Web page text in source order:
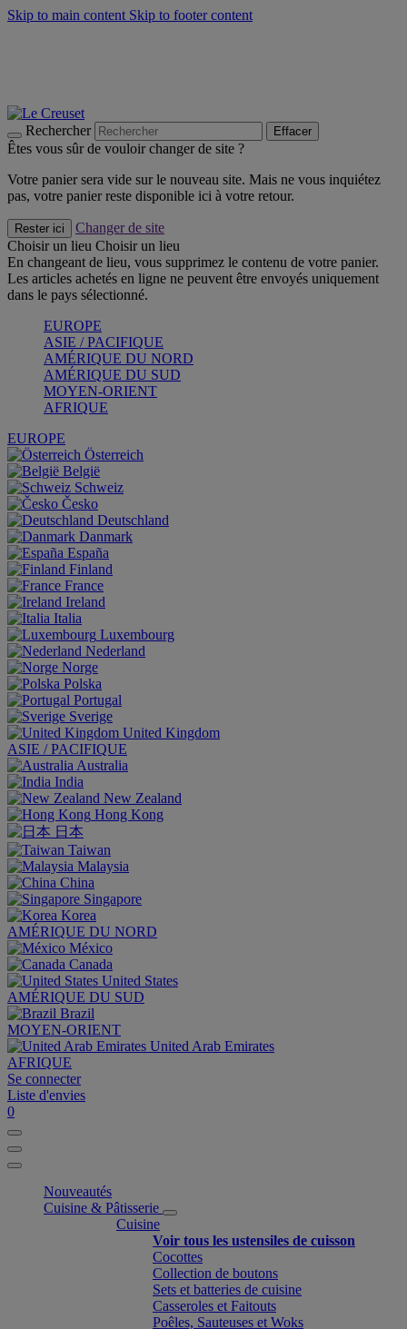
Skip to main content Skip to footer content
Rechercher Effacer
Êtes vous sûr de vouloir changer de site ?
Votre panier sera vide sur le nouveau site. Mais ne vous inquiétez
pas, votre panier reste disponible ici à votre retour.
Rester ici
Changer de site
Choisir un lieu Choisir un lieu
En changeant de lieu, vous supprimez le contenu de votre panier.
Les articles achetés en ligne ne peuvent être envoyés uniquement
dans le pays sélectionné.
EUROPE
ASIE / PACIFIQUE
AMÉRIQUE DU NORD
AMÉRIQUE DU SUD
MOYEN-ORIENT
AFRIQUE
EUROPE
Österreich
België
Schweiz
Česko
Deutschland
Danmark
España
Finland
France
Ireland
Italia
Luxembourg
Nederland
Norge
Polska
Portugal
Sverige
United Kingdom
ASIE / PACIFIQUE
Australia
India
New Zealand
Hong Kong
日本
Taiwan
Malaysia
China
Singapore
Korea
AMÉRIQUE DU NORD
México
Canada
United States
AMÉRIQUE DU SUD
Brazil
MOYEN-ORIENT
United Arab Emirates
AFRIQUE
Se connecter
Liste d'envies
0
Nouveautés
Cuisine & Pâtisserie
Cuisine
Voir tous les ustensiles de cuisson
Cocottes
Collection de boutons
Sets et batteries de cuisine
Casseroles et Faitouts
Poêles, Sauteuses et Woks